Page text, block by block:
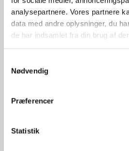
analysepartnere. Vores partnere
data med andre oplysninger, du
de har indsamlet fra din brug af
Nødvendig
Præferencer
Statistik
For at sikre høj
leveringssikkerhed
med de største
anerkendte
promotion.